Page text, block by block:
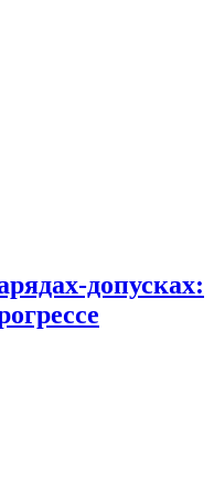
допусках: